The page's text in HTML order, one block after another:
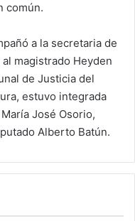
común.
a la secretaria de
magistrado Heyden
de Justicia del
estuvo integrada
José Osorio,
Alberto Batún.